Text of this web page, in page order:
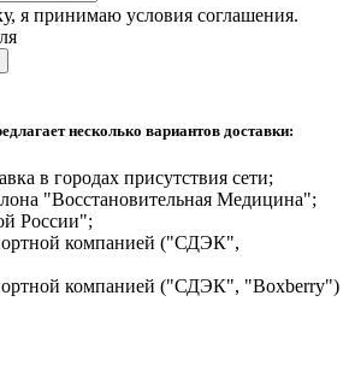
я принимаю условия соглашения.
несколько вариантов доставки:
в городах присутствия сети;
"Восстановительная Медицина";
России";
компанией ("СДЭК",
компанией ("СДЭК", "Boxberry")